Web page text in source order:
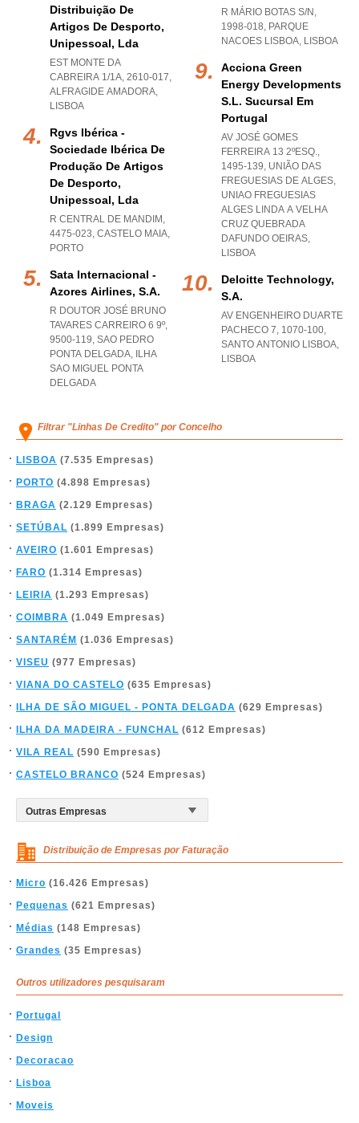
Distribuição De
Artigos De Desporto,
Unipessoal, Lda
EST MONTE DA
CABREIRA 1/1A, 2610-017,
ALFRAGIDE AMADORA,
LISBOA
Rgvs Ibérica -
Sociedade Ibérica De
Produção De Artigos
De Desporto,
Unipessoal, Lda
R CENTRAL DE MANDIM,
4475-023, CASTELO MAIA,
PORTO
Sata Internacional -
Azores Airlines, S.a.
R DOUTOR JOSÉ BRUNO
TAVARES CARREIRO 6 9º,
9500-119, SAO PEDRO
PONTA DELGADA, ILHA
SAO MIGUEL PONTA
DELGADA
R MÁRIO BOTAS S/N,
1998-018, PARQUE
NACOES LISBOA, LISBOA
Acciona Green
Energy Developments
S.l. Sucursal Em
Portugal
AV JOSÉ GOMES
FERREIRA 13 2ºESQ.,
1495-139, UNIÃO DAS
FREGUESIAS DE ALGES,
UNIAO FREGUESIAS
ALGES LINDA A VELHA
CRUZ QUEBRADA
DAFUNDO OEIRAS,
LISBOA
Deloitte Technology,
S.a.
AV ENGENHEIRO DUARTE
PACHECO 7, 1070-100,
SANTO ANTONIO LISBOA,
LISBOA
Filtrar "Linhas De Credito" por Concelho
LISBOA (7.535 Empresas)
PORTO (4.898 Empresas)
BRAGA (2.129 Empresas)
SETÚBAL (1.899 Empresas)
AVEIRO (1.601 Empresas)
FARO (1.314 Empresas)
LEIRIA (1.293 Empresas)
COIMBRA (1.049 Empresas)
SANTARÉM (1.036 Empresas)
VISEU (977 Empresas)
VIANA DO CASTELO (635 Empresas)
ILHA DE SÃO MIGUEL - PONTA DELGADA (629 Empresas)
ILHA DA MADEIRA - FUNCHAL (612 Empresas)
VILA REAL (590 Empresas)
CASTELO BRANCO (524 Empresas)
Distribuição de Empresas por Faturação
Micro (16.426 Empresas)
Pequenas (621 Empresas)
Médias (148 Empresas)
Grandes (35 Empresas)
Outros utilizadores pesquisaram
Portugal
Design
Decoracao
Lisboa
Moveis